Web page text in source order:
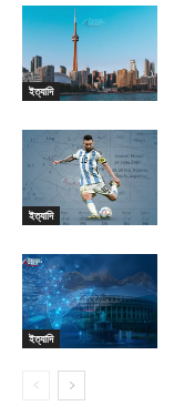
ইত্যাদি
ইত্যাদি
ইত্যাদি